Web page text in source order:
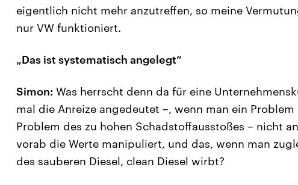
eigentlich nicht mehr anzutreffen, so meine
nur VW funktioniert.
„Das ist systematisch angelegt“
Simon: Was herrscht denn da für eine
mal die Anreize angedeutet –, wenn man ein
Problem des zu hohen Schadstoffausstoßes – nicht
vorab die Werte manipuliert, und das, wenn man
des sauberen Diesel, clean Diesel wirbt?